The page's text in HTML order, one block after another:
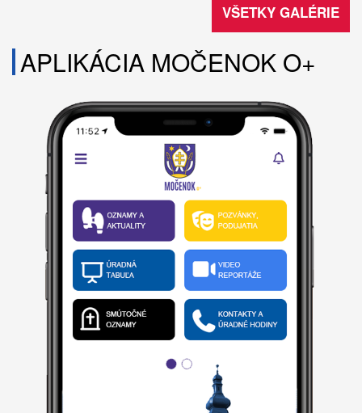
VŠETKY GALÉRIE
APLIKÁCIA MOČENOK O+